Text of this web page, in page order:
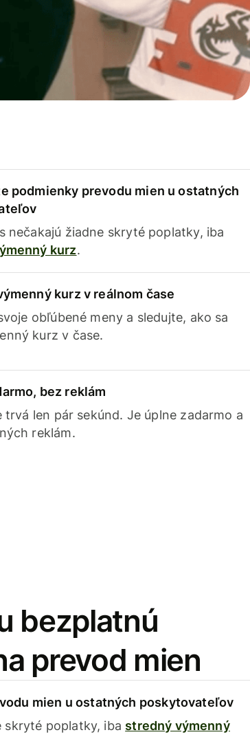
podmienky prevodu mien u ostatných
nečakajú žiadne skryté poplatky, iba
kurz.
kurz v reálnom čase
obľúbené meny a sledujte, ako sa
kurz v čase.
bez reklám
trvá len pár sekúnd. Je úplne zadarmo a
reklám.
bezplatnú
prevod mien
mien u ostatných poskytovateľov
skryté poplatky, iba stredný výmenný